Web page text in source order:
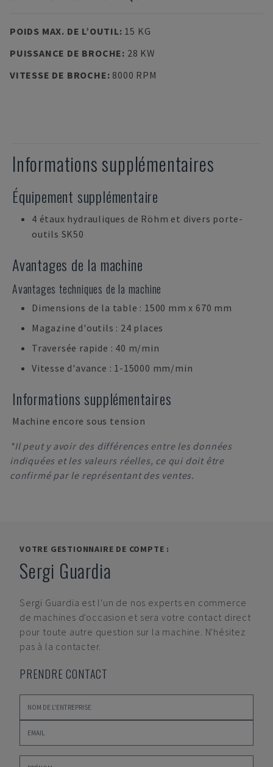
POIDS MAX. DE L’OUTIL: 15 KG
PUISSANCE DE BROCHE: 28 KW
VITESSE DE BROCHE: 8000 RPM
Informations supplémentaires
Équipement supplémentaire
4 étaux hydrauliques de Röhm et divers porte-
outils SK50
Avantages de la machine
Avantages techniques de la machine
Dimensions de la table : 1500 mm x 670 mm
Magazine d'outils : 24 places
Traversée rapide : 40 m/min
Vitesse d'avance : 1-15000 mm/min
Informations supplémentaires
Machine encore sous tension
*Il peut y avoir des différences entre les données
indiquées et les valeurs réelles, ce qui doit être
confirmé par le représentant des ventes.
VOTRE GESTIONNAIRE DE COMPTE :
Sergi Guardia
Sergi Guardia est l'un de nos experts en commerce
de machines d'occasion et sera votre contact direct
pour toute autre question sur la machine. N'hésitez
pas à la contacter.
PRENDRE CONTACT